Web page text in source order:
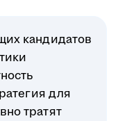
кандидатов
для
тратят